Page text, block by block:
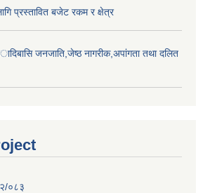
प्रस्तावित बजेट रकम र क्षेत्र
जनजाति,जेष्ठ नागरीक,अपांगता तथा दलित
०८३